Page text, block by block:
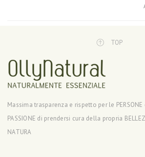
TOP
Massima trasparenza e rispetto per le
PASSIONE di prendersi cura della propria
NATURA